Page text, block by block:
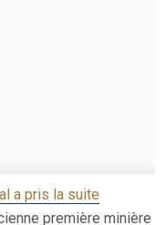
a pris la suite
première minière